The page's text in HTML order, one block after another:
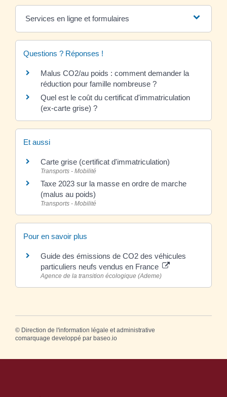
Services en ligne et formulaires
Questions ? Réponses !
Malus CO2/au poids : comment demander la
réduction pour famille nombreuse ?
Quel est le coût du certificat d'immatriculation
(ex-carte grise) ?
Et aussi
Carte grise (certificat d'immatriculation)
Transports - Mobilité
Taxe 2023 sur la masse en ordre de marche
(malus au poids)
Transports - Mobilité
Pour en savoir plus
Guide des émissions de CO2 des véhicules
particuliers neufs vendus en France
Agence de la transition écologique (Ademe)
© Direction de l'information légale et administrative
comarquage developpé par baseo.io